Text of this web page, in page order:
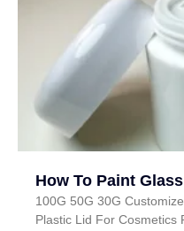
How To Paint
100G 50G 30G
Plastic Lid For Cosmetics